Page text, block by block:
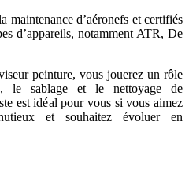
maintenance d’aéronefs et certifiés
d’appareils, notamment ATR, De
peinture, vous jouerez un rôle
le sablage et le nettoyage de
est idéal pour vous si vous aimez
et souhaitez évoluer en